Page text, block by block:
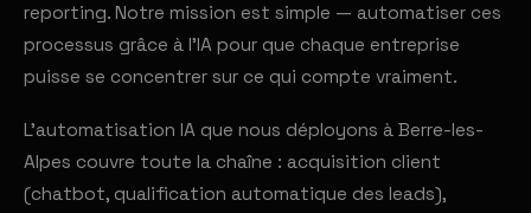
reporting. Notre mission est simple — automatiser ces
processus grâce à l'IA pour que chaque entreprise
puisse se concentrer sur ce qui compte vraiment.
L'automatisation IA que nous déployons à Berre-les-
Alpes couvre toute la chaîne : acquisition client
(chatbot, qualification automatique des leads),